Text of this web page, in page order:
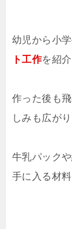
幼児から小
ト工作を紹介
作った後も
しみも広が
牛乳パック
手に入る材